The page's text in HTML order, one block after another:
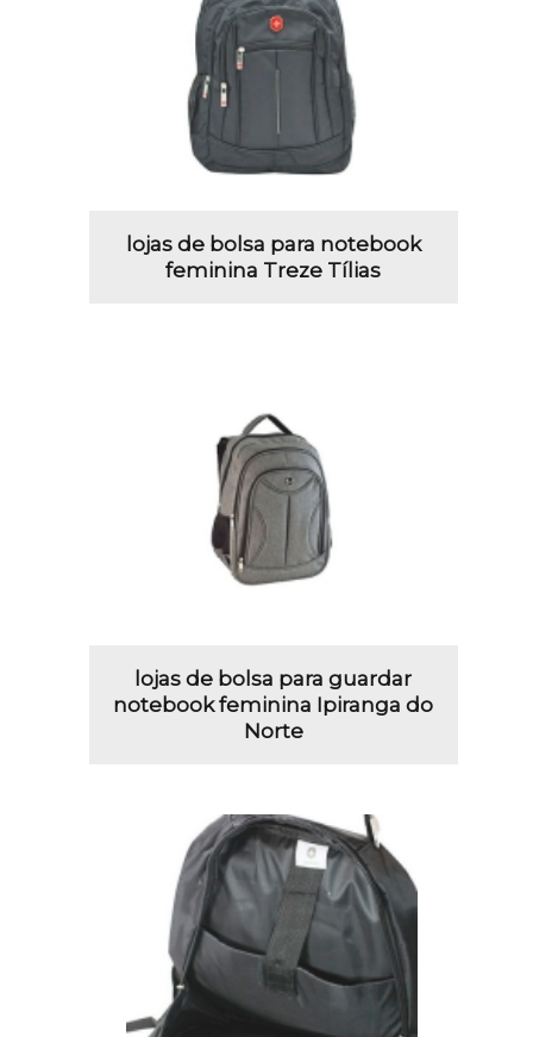
lojas de bolsa para notebook
feminina Treze Tílias
lojas de bolsa para guardar
notebook feminina Ipiranga do
Norte